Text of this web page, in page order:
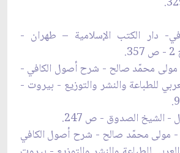
دار الكتب الإسلامية – طهران -
- مولى محمّد صالح - شرح أصول الكافي -
للطباعة والنشر والتوزيع - بيروت -
- مولى محمّد صالح - شرح أصول الكافي